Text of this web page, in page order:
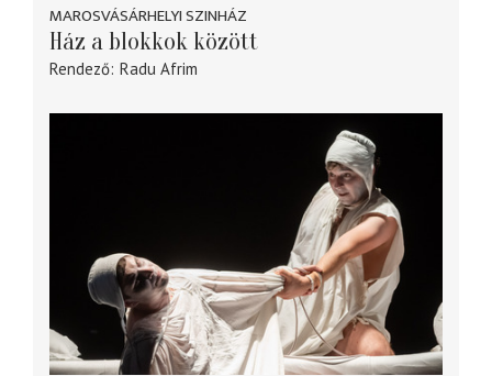
MAROSVÁSÁRHELYI SZINHÁZ
Ház a blokkok között
Rendező Radu Afrim